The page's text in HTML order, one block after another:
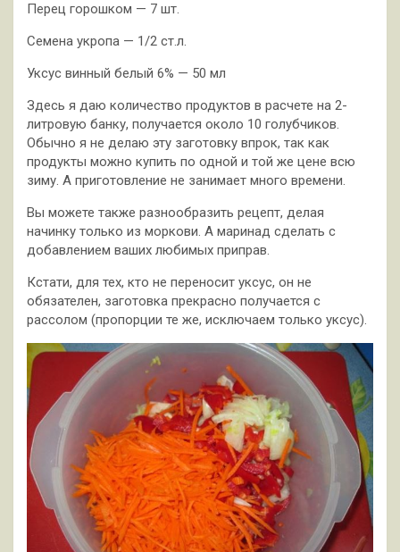
Перец горошком — 7 шт.
Семена укропа — 1/2 ст.л.
Уксус винный белый 6% — 50 мл
Здесь я даю количество продуктов в расчете на 2-
литровую банку, получается около 10 голубчиков.
Обычно я не делаю эту заготовку впрок, так как
продукты можно купить по одной и той же цене всю
зиму. А приготовление не занимает много времени.
Вы можете также разнообразить рецепт, делая
начинку только из моркови. А маринад сделать с
добавлением ваших любимых приправ.
Кстати, для тех, кто не переносит уксус, он не
обязателен, заготовка прекрасно получается с
рассолом (пропорции те же, исключаем только уксус).